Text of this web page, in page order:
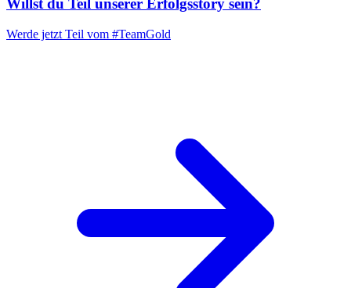
Willst du Teil unserer Erfolgsstory sein?
Werde jetzt Teil vom #TeamGold